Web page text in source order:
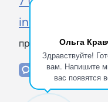
Ольга
Здравствуйте!
вам. Напишите
вас появятся
просп. Ленина, 10,